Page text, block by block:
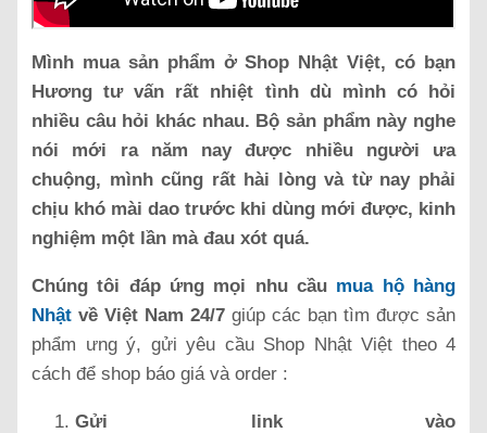
Mình mua sản phẩm ở Shop Nhật Việt, có bạn
Hương tư vấn rất nhiệt tình dù mình có hỏi
nhiều câu hỏi khác nhau. Bộ sản phẩm này nghe
nói mới ra năm nay được nhiều người ưa
chuộng, mình cũng rất hài lòng và từ nay phải
chịu khó mài dao trước khi dùng mới được, kinh
nghiệm một lần mà đau xót quá.
Chúng tôi đáp ứng mọi nhu cầu mua hộ hàng
Nhật về Việt Nam 24/7 giúp các bạn tìm được sản
phẩm ưng ý, gửi yêu cầu Shop Nhật Việt theo 4
cách để shop báo giá và order :
Gửi link vào